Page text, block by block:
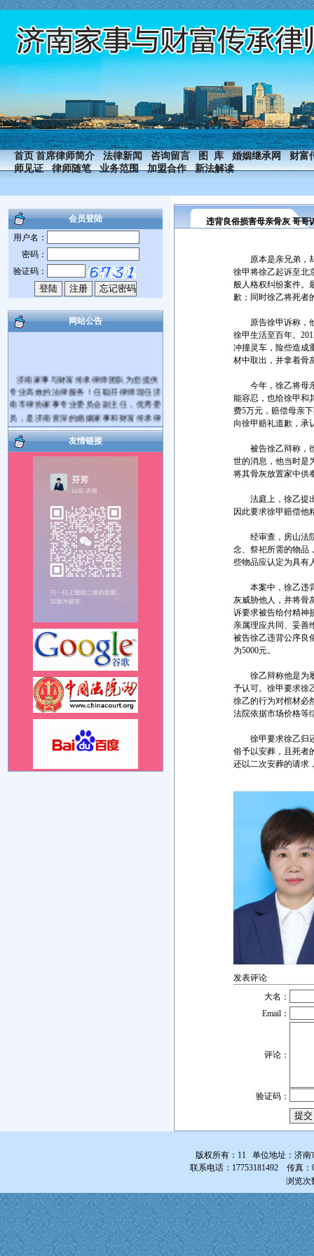
首页 首席律师简介 法律新闻 咨询留言 图 库 婚姻继承网
财富
师见证
律师随笔 业务范围 加盟合作 新法解读
会员登陆
用户名：
密码：
验证码：
网站公告
济南家事与财富传承律师团队为您提供
专业高效的法律服务！任聪芬律师现任济
南市律协家事专业委员会副主任，优秀委
员，是济南资深的婚姻家事和财富传承律
师。代理过大量的离婚纠纷案件和遗产继
承纠纷案件。
爱家护家，用法商守护财富！帮您将您
遗产继承、财富传承等方面的法律问题需
要帮助，可电话咨询，也可电话预约后到
我会及时给您解答。如果满意请您在问题
解决的同时把我推荐给您身边需要帮助的
朋友，谢谢！
服务热线： 17753181492 15964027812
执业机构：山东国曜琴岛律师事务所
地 址：济南市历下区山大路264号国曜律
师楼（山大路南首）
乘车路线：可乘117、115、K56、137、
友情链接
违背良俗损害母亲骨灰 哥哥
原本是亲兄弟，却
徐甲将徐乙起诉至北
般人格权纠纷案件。
歉；同时徐乙将死者
原告徐甲诉称，他
徐甲生活至百年。
冲撞灵车，险些造成
材中取出，并拿着骨
今年，徐乙将母亲
能容忍，也给徐甲和
费5万元，赔偿母亲
向徐甲赔礼道歉，承
被告徐乙辩称，徐
世的消息，他当时是
将其骨灰放置家中供
法庭上，徐乙提出
因此要求徐甲赔偿他
经审查，房山法院
念、祭祀所需的物品
些物品应认定为具有
本案中，徐乙违背
灰威胁他人，并将骨
诉要求被告给付精神
亲属理应共同、妥善
被告徐乙违背公序良
为5000元。
徐乙辩称他是为履
予认可。徐甲要求徐
徐乙的行为对棺材必
法院依据市场价格等
徐甲要求徐乙归还
俗予以安葬，且死者
还以二次安葬的请求
发表评论
大名：
Email：
评论：
验证码：
版权所有：11 单位地址：济南
联系电话：17753181492 传真：
浏览